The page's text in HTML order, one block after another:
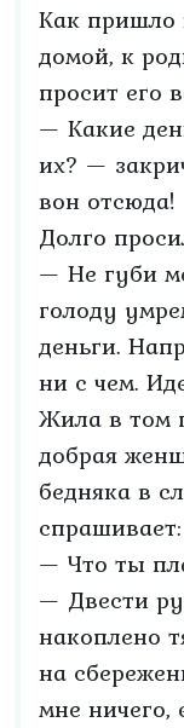
Как пришло
домой, к
просит его
— Какие
их? —
вон отсюда!
Долго
— Не губи
голоду
деньги.
ни с чем.
Жила в том
добрая
бедняка в
спрашивает:
— Что ты
— Двести
накоплено
на
мне